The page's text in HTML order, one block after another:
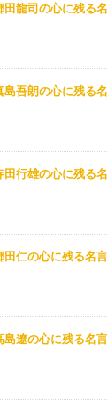
田龍司の心に残る
島吾朗の心に残る
田行雄の心に残る
田仁の心に残る名
島遼の心に残る名